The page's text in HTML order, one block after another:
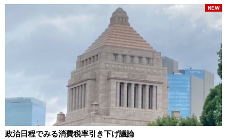
政治日程でみる消費税率引き下げ議論
NEW